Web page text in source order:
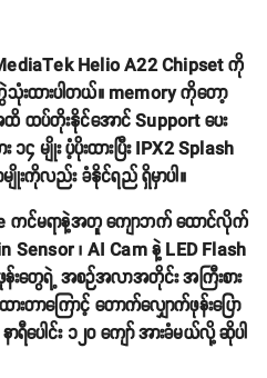
Helio A22 Chipset ကို
းထားပါတယ်။ memory ကိုတော့
ထပ်တိုးနိုင်အောင် Support ပေး
မျိုး ပံ့ပိုးထားပြီး IPX2 Splash
ျိုးကိုလည်း ခံနိုင်ရည် ရှိမှာပါ။
ကင်မရာနဲ့အတူ ကျောဘက် ထောင်လိုက်
၊ AI Cam နဲ့ LED Flash
းတွေရဲ့ အစဉ်အလာအတိုင်း အကြီးစား
တာကြောင့် တောက်လျှောက်ဖုန်းပြော
နာရီပေါင်း ၁၂၀ ကျော် အားခံမယ်လို့ ဆိုပါ